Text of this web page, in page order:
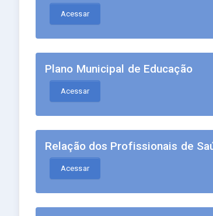
Acessar
Plano Municipal de Educação
Acessar
Relação dos Profissionais de
Acessar